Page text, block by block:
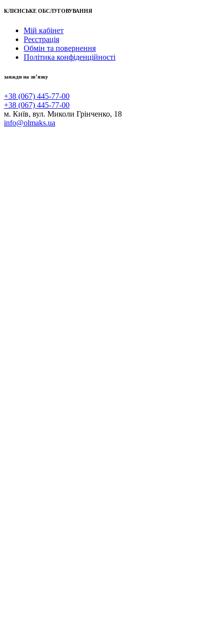
КЛІЄНСЬКЕ ОБСЛУГОВУВАННЯ
Мій кабінет
Реєстрація
Обмін та повернення
Політика конфіденційності
завжди на зв’язку
+38 (067) 445-77-00
+38 (067) 445-77-00
м. Київ, вул. Миколи Грінченко, 18
info@olmaks.ua